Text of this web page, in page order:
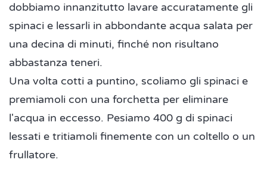
dobbiamo innanzitutto lavare accuratamente gli
spinaci e lessarli in abbondante acqua salata per
una decina di minuti, finché non risultano
abbastanza teneri.
Una volta cotti a puntino, scoliamo gli spinaci e
premiamoli con una forchetta per eliminare
l'acqua in eccesso. Pesiamo 400 g di spinaci
lessati e tritiamoli finemente con un coltello o un
frullatore.